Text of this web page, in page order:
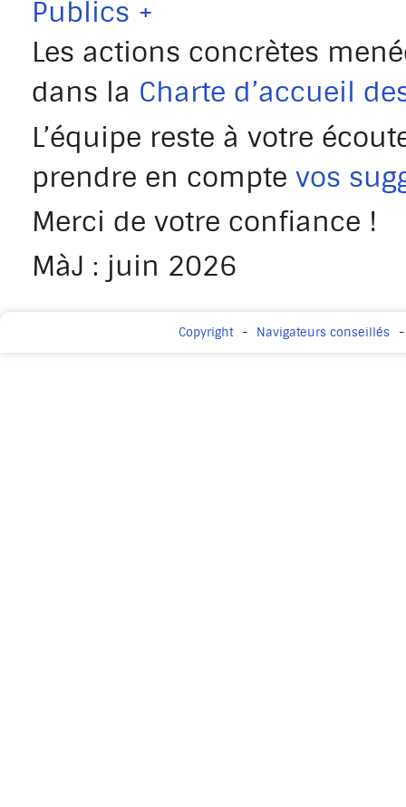
Publics +
Les actions concrètes
dans la Charte d’accueil
L’équipe reste à votre
prendre en compte vos
Merci de votre confiance !
MàJ : juin 2026
Copyright Navigateurs conseillés